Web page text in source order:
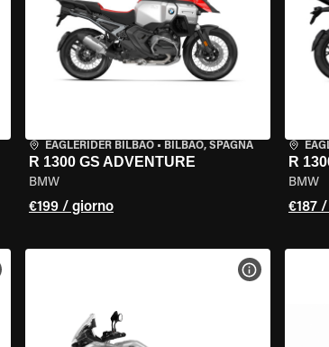
EAGLERIDER BILBAO• BILBAO, SPAGNA
R 1300 GS ADVENTURE
BMW
€199 / giorno
R
BMW
€187
VISUALIZZA SPECIFICHE DELLA MOTO VISUALIZZA